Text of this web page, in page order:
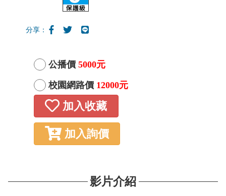
分享：
公播價 5000元
校園網路價 12000元
加入收藏
加入詢價
影片介紹